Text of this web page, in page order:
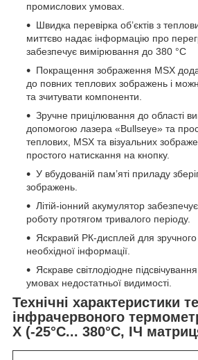
промислових умовах.
Швидка перевірка об’єктів з
миттєво надає інформацію про
забезпечує вимірювання до 380 °C
Покращення зображення MSX
до повних теплових зображень і
та зчитувати компоненти.
Зручне прицілювання до області
допомогою лазера «Bullseye» та
теплових, MSX та візуальних
простого натискання на кнопку.
У вбудованій пам’яті приладу
зображень.
Літій-іонний акумулятор
роботу протягом тривалого періоду.
Яскравий РК-дисплей для зручного
необхідної інформації.
Яскраве світлодіодне
умовах недостатньої видимості.
Технічні характеристики
інфрачервоного
X (-25°C... 380°C, ІЧ